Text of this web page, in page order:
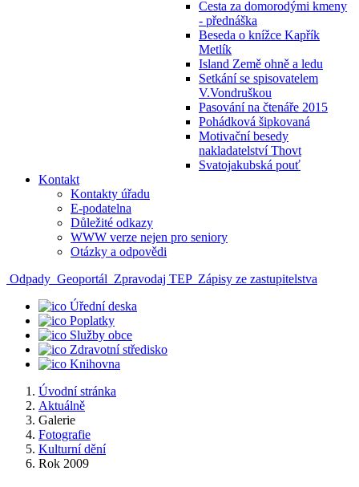
Cesta za domorodými kmeny
- přednáška
Beseda o knížce Kapřík
Metlík
Island Země ohně a ledu
Setkání se spisovatelem
V.Vondruškou
Pasování na čtenáře 2015
Pohádková šipkovaná
Motivační besedy
nakladatelství Thovt
Svatojakubská pouť
Kontakt
Kontakty úřadu
E-podatelna
Důležité odkazy
WWW verze nejen pro seniory
Otázky a odpovědi
Odpady Geoportál Zpravodaj TEP Zápisy ze zastupitelstva
Úřední deska
Poplatky
Služby obce
Zdravotní středisko
Knihovna
Úvodní stránka
Aktuálně
Galerie
Fotografie
Kulturní dění
Rok 2009